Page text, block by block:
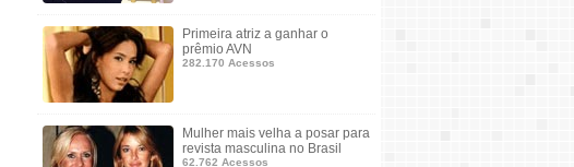
Primeira atriz a ganhar o
prêmio AVN
282.170 Acessos
Mulher mais velha a posar para
revista masculina no Brasil
62.762 Acessos